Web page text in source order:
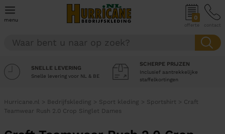
menu 0
offerte contact
SNELLE LEVERING
Snelle levering voor NL & BE
SCHERPE PRIJZEN
Inclusief aantrekkelijke
staffelkortingen
Hurricane.nl > Bedrijfskleding > Sport kleding > Sportshirt > Craft
Teamwear Rush 2.0 Crop Singlet Dames